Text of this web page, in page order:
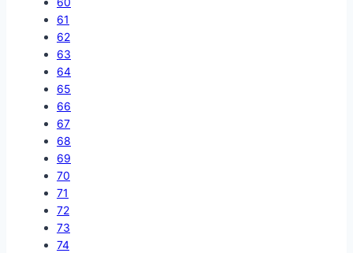
61
62
63
64
65
66
67
68
69
70
71
72
73
74